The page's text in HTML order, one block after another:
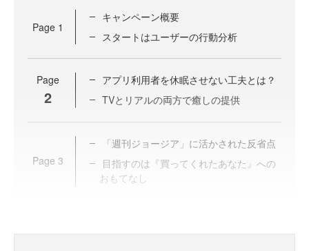
Page 1
キャンペーン概要
スタートはユーザーの行動分析
Page
2
アプリ利用者を休眠させない工夫とは？
TVとリアルの両方で癒しの提供
Page 3
「週刊ジョージア」に活かされた反省点
目指すのは『買ってくれたあなた』への
おもてなし